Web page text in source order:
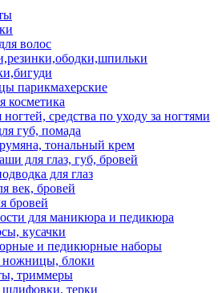
волос
парикмахерские
косметика
ногтей, средства по уходу за ногтями
губ, помада
тональный крем
для глаз, губ, бровей
для глаз
век, бровей
бровей
для маникюра и педикюра
кусачки
и педикюрные наборы
ножницы, блоки
триммеры
терки